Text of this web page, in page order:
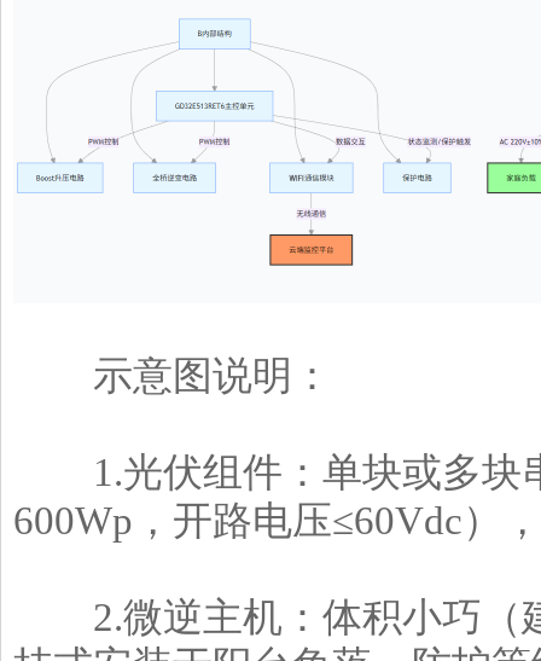
示意图说明：
1.光伏组件：单块或多块
600Wp，开路电压≤60Vdc）
2.微逆主机：体积小巧（